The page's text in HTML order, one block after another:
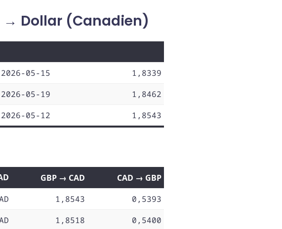
Dollar (Canadien)
2026-05-15
1,8339
05-19
1,8462
2026-05-12 1,8543
GBP → CAD
CAD → GBP
1,8543
0,5393
1,8518
0,5400